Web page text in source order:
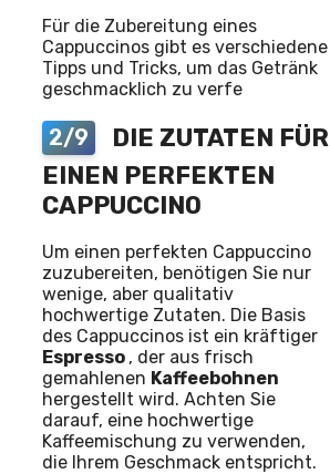
Für die Zubereitung eines
Cappuccinos gibt es verschiedene
Tipps und Tricks, um das Getränk
geschmacklich zu verfe
2/9
DIE ZUTATEN FÜR
EINEN PERFEKTEN
CAPPUCCINO
Um einen perfekten Cappuccino
zuzubereiten, benötigen Sie nur
wenige, aber qualitativ
hochwertige Zutaten. Die Basis
des Cappuccinos ist ein kräftiger
Espresso , der aus frisch
gemahlenen Kaffeebohnen
hergestellt wird. Achten Sie
darauf, eine hochwertige
Kaffeemischung zu verwenden,
die Ihrem Geschmack entspricht.